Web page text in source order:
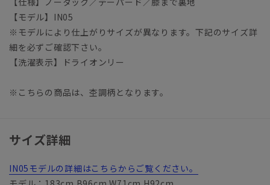
【モデル】IN05
※モデルにより仕上がりサイズが異なります。下記のサイズ詳
細を必ずご確認下さい。
【洗濯表示】ドライオンリー
※こちらの商品は、杢調柄となります。
サイズ詳細
IN05モデルの詳細はこちらからご覧ください。